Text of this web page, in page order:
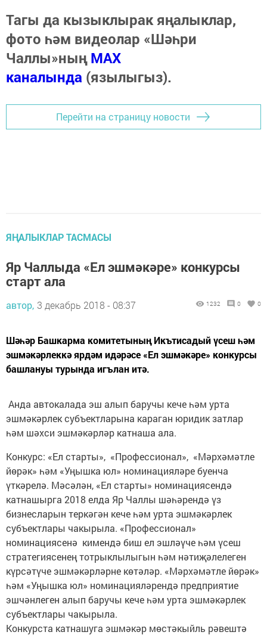
Тагы да кызыклырак яңалыклар,
фото һәм видеолар «Шәһри
Чаллы»ныңMAX
каналында (язылыгыз).
Перейти на страницу новости
ЯҢАЛЫКЛАР ТАСМАСЫ
Яр Чаллыда «Ел эшмәкәре» конкурсы
старт ала
автор, 3 декабрь 2018 - 08:37 1232 0 0
Шәһәр Башкарма комитетының Икътисадый үсеш һәм
эшмәкәрлеккә ярдәм идәрәсе «Ел эшмәкәре» конкурсы
башлануы турында игълан итә.
Анда автокалада эш алып баручы кече һәм урта
эшмәкәрлек субъектларына караган юридик затлар
һәм шәхси эшмәкәрләр катнаша ала.
Конкурс: «Ел старты», «Профессионал», «Мәрхәмәтле
йөрәк» һәм «Уңышка юл» номинацияләре буенча
үткәрелә. Мәсәлән, «Ел старты» номинациясендә
катнашырга 2018 елда Яр Чаллы шәһәрендә үз
бизнесларын теркәгән кече һәм урта эшмәкәрлек
субъектлары чакырыла. «Профессионал»
номинациясенә кимендә биш ел эшләүче һәм үсеш
стратегиясенең тотрыклылыгын һәм нәтиҗәлелеген
күрсәтүче эшмәкәрләрне көтәләр. «Мәрхәмәтле йөрәк»
һәм «Уңышка юл» номинацияләрендә предприятие
эшчәнлеген алып баручы кече һәм урта эшмәкәрлек
субъектлары чакырыла.
Конкурста катнашуга эшмәкәр мөстәкыйль рәвештә